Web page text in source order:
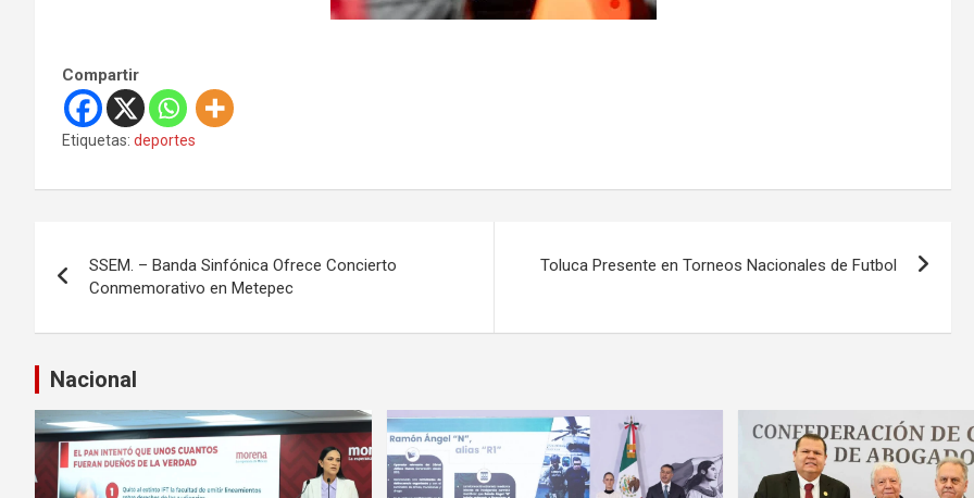
Compartir
Etiquetas: deportes
v
e
g
a
SSEM. – Banda Sinfónica Ofrece Concierto
Conmemorativo en Metepec
Toluca Presente en Torneos Nacionales de Futbol
Nacional